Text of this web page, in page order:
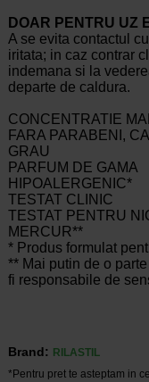
DOAR PENTRU UZ
A se evita contactul
iritata; in caz contrar
indemana si la
departe de caldura.
CONCENTRATIE
FARA PARABENI,
GRAU
PARFUM DE GAMA
HIPOALERGENIC*
TESTAT CLINIC
TESTAT PENTRU
MERCUR**
* Produs formulat
** Mai putin de o
fi responsabile de
Brand:
RILASTIL
*Pentru pret te asteptam in